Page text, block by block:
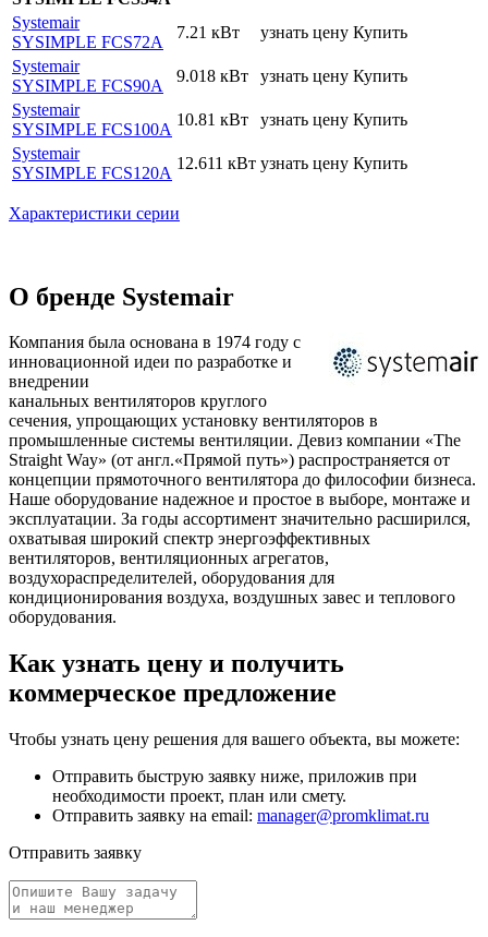
Systemair
SYSIMPLE FCS72A
7.21 кВт узнать цену Купить
Systemair
SYSIMPLE FCS90A
9.018 кВт узнать цену Купить
Systemair
SYSIMPLE FCS100A
10.81 кВт узнать цену Купить
Systemair
SYSIMPLE FCS120A
12.611 кВт узнать цену Купить
Характеристики серии
О бренде Systemair
Компания была основана в 1974 году с
инновационной идеи по разработке и
внедрении
канальных вентиляторов круглого
сечения, упрощающих установку вентиляторов в
промышленные системы вентиляции. Девиз компании «The
Straight Way» (от англ.«Прямой путь») распространяется от
концепции прямоточного вентилятора до философии бизнеса.
Наше оборудование надежное и простое в выборе, монтаже и
эксплуатации. За годы ассортимент значительно расширился,
охватывая широкий спектр энергоэффективных
вентиляторов, вентиляционных агрегатов,
воздухораспределителей, оборудования для
кондиционирования воздуха, воздушных завес и теплового
оборудования.
Как узнать цену и получить
коммерческое предложение
Чтобы узнать цену решения для вашего объекта, вы можете:
Отправить быструю заявку ниже, приложив при
необходимости проект, план или смету.
Отправить заявку на email: manager@promklimat.ru
Отправить заявку